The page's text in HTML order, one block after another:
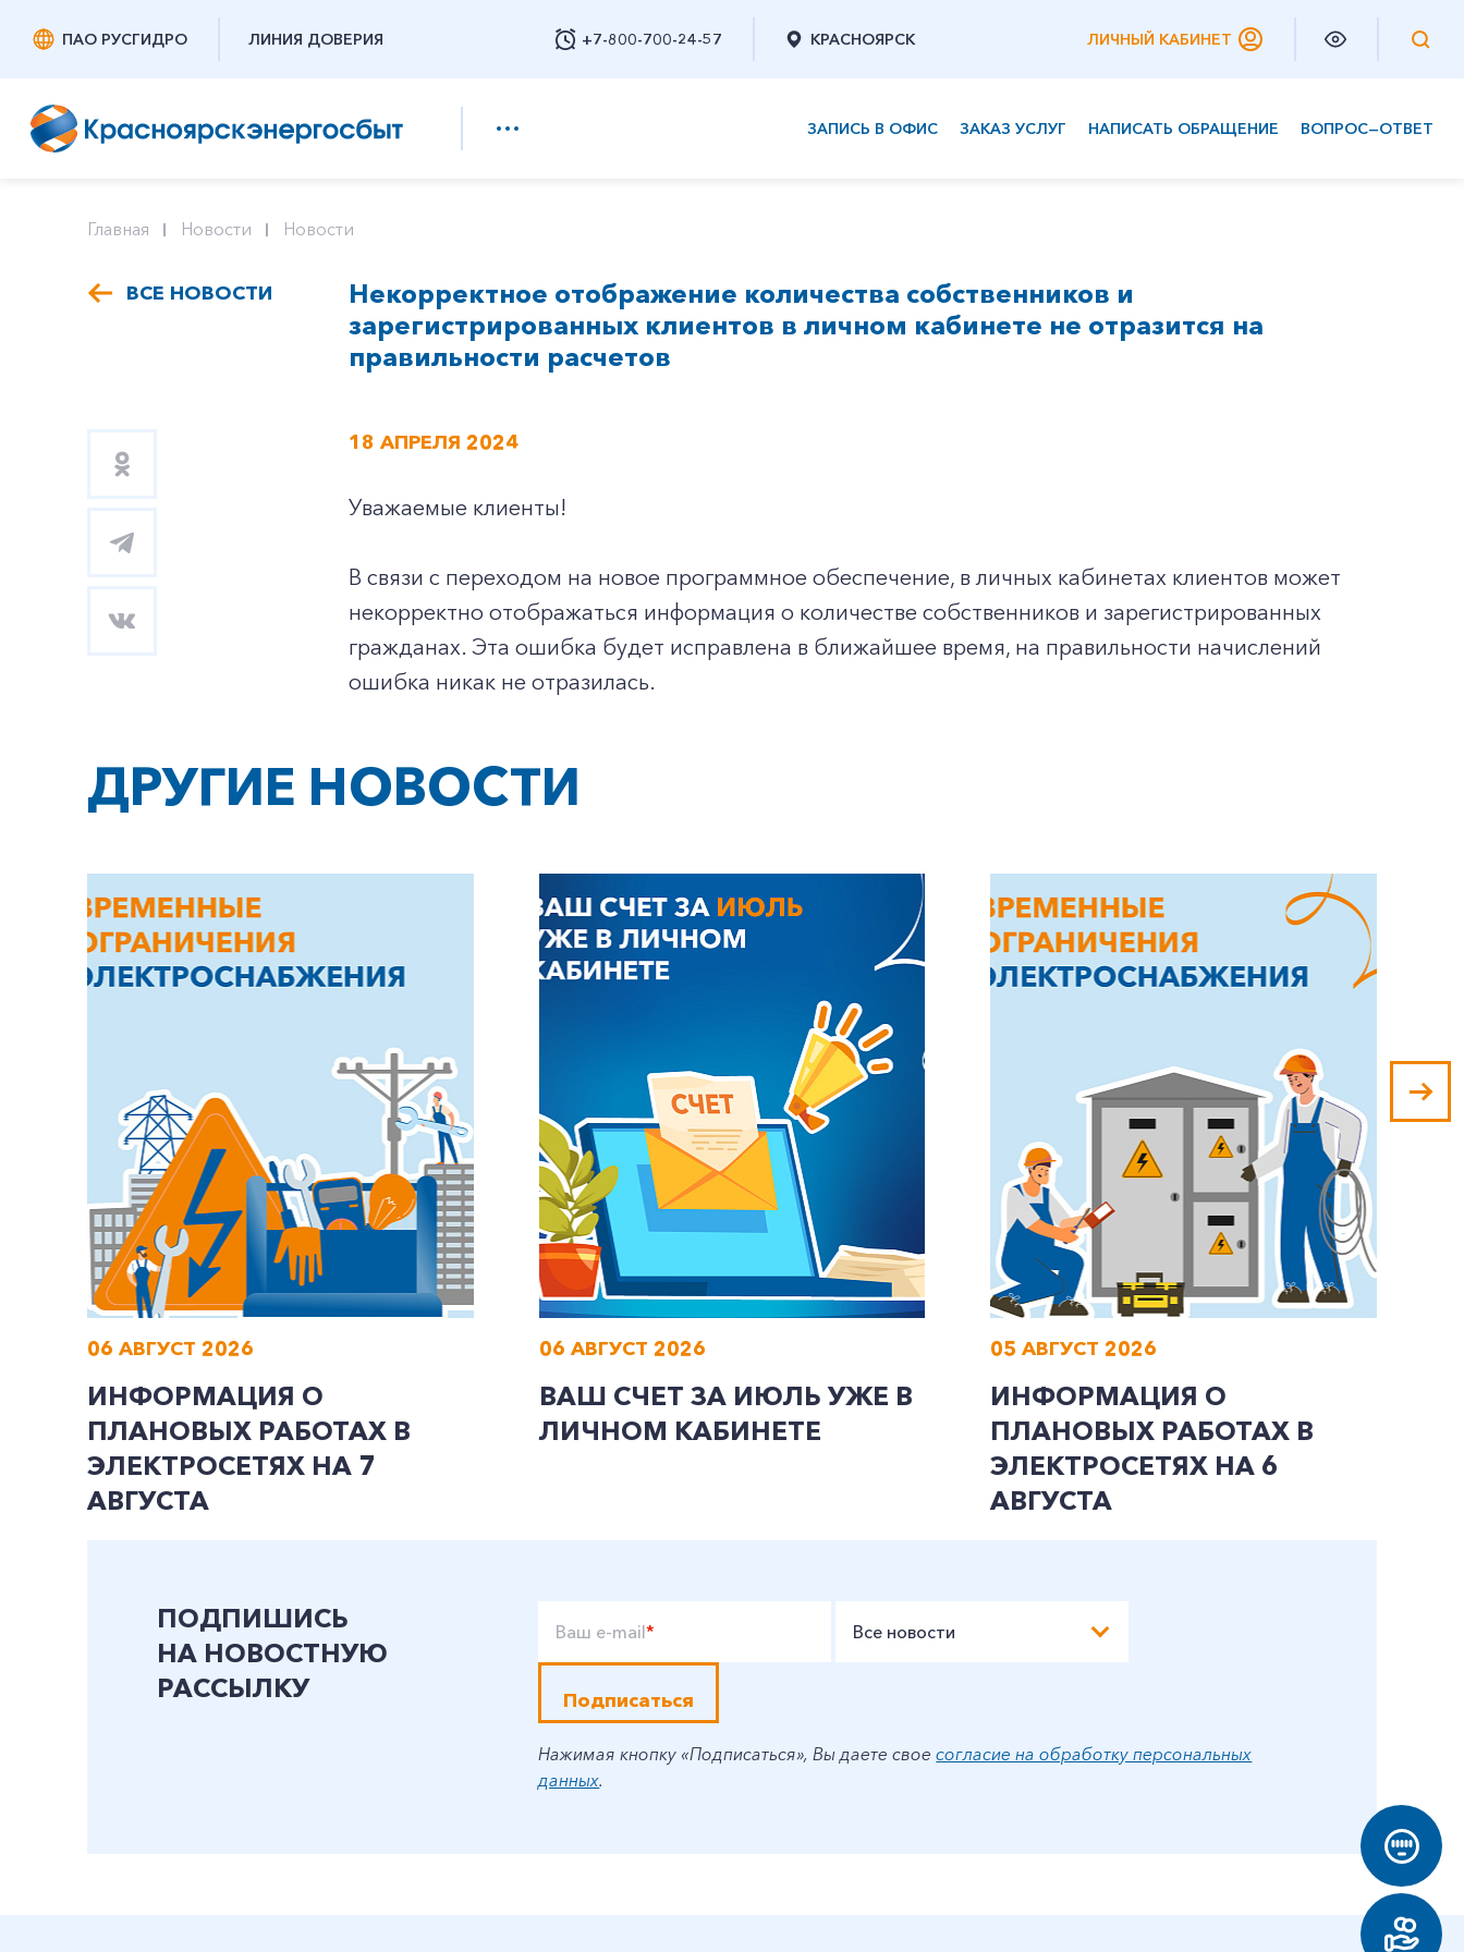
ПАО РУСГИДРО ЛИНИЯ ДОВЕРИЯ +7-800-700-24-57
Заказать обратный звонок
КРАСНОЯРСК ЛИЧНЫЙ КАБИНЕТ
ЗАПИСЬ В ОФИС ЗАКАЗ УСЛУГ НАПИСАТЬ ОБРАЩЕНИЕ ВОПРОС—ОТВЕТ
+7-800-700-24-57
Заказать обратный звонок
Частным клиентам
Корпоративным клиентам
Главная Новости Новости
ВСЕ НОВОСТИ
Некорректное отображение количества собственников и
зарегистрированных клиентов в личном кабинете не отразится на
правильности расчетов
18 АПРЕЛЯ 2024
Уважаемые клиенты!
В связи с переходом на новое программное обеспечение, в личных кабинетах клиентов может
некорректно отображаться информация о количестве собственников и зарегистрированных
гражданах. Эта ошибка будет исправлена в ближайшее время, на правильности начислений
ошибка никак не отразилась.
ДРУГИЕ НОВОСТИ
06 АВГУСТ 2026
ИНФОРМАЦИЯ О
ПЛАНОВЫХ РАБОТАХ В
ЭЛЕКТРОСЕТЯХ НА 7
АВГУСТА
06 АВГУСТ 2026
ВАШ СЧЕТ ЗА ИЮЛЬ УЖЕ В
ЛИЧНОМ КАБИНЕТЕ
05 АВГУСТ 2026
ИНФОРМАЦИЯ О
ПЛАНОВЫХ РАБОТАХ В
ЭЛЕКТРОСЕТЯХ НА 6
АВГУСТА
ПОДПИШИСЬ
НА НОВОСТНУЮ
РАССЫЛКУ
Ваш e-mail* Все новости
Подписаться
Нажимая кнопку «Подписаться», Вы даете своесогласие на обработку персональных
данных.